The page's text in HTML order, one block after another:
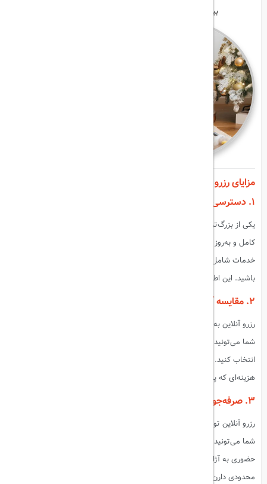
بیشتر بخوانید:
مزایای رزرو آنلاین تورهای مسافرتی
۱. دسترسی به اطلاعات کامل
یکی از بزرگ‌ترین مزایای رزرو آنلاین تورهای مسافرتی، دسترسی به اطلاعات
کامل و به‌روز هست. شما می‌تونید به راحتی به اطلاعاتی مثل قیمت‌ها،
خدمات شامل تور، نظرات دیگر مسافران و تصاویر مقصد دسترسی داشته
باشید. این اطلاعات به شما کمک می‌کنه تا بهترین تور رو انتخاب کنید.
۲. مقایسه آسان تورها
رزرو آنلاین به شما امکان می‌ده تا به راحتی تورهای مختلف رو مقایسه کنید.
شما می‌تونید بر اساس قیمت، خدمات، تاریخ سفر و مقصد، بهترین تور رو
انتخاب کنید. این مقایسه به شما کمک می‌کنه تا بهترین ارزش رو نسبت به
هزینه‌ای که پرداخت می‌کنید، دریافت کنید.
۳. صرفه‌جویی در زمان
رزرو آنلاین تورهای مسافرتی به شما کمک می‌کنه تا در زمان صرفه‌جویی کنید.
شما می‌تونید در هر زمان و هر مکان، تور خود رو رزرو کنید و نیازی به مراجعه
حضوری به آژانس‌های مسافرتی ندارید. این روش به ویژه برای کسانی که زمان
محدودی دارن، بسیار مفیده.